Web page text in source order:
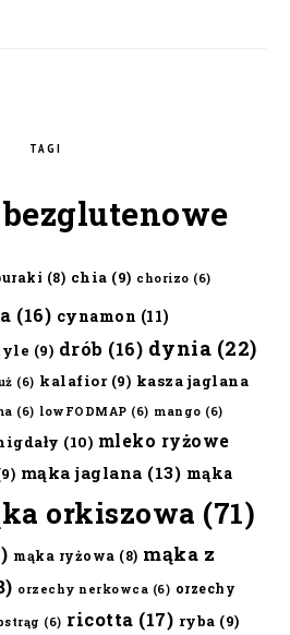
TAGI
bezglutenowe
(8) chia (9) chorizo (6)
(16) cynamon (11)
(9) drób (16) dynia (22)
(6) kalafior(9) kasza jaglana
(6) lowFODMAP (6) mango (6)
(10) mleko ryżowe
mąka jaglana (13) mąka
orkiszowa (71)
mąka ryżowa (8) mąka z
orzechy nerkowca (6) orzechy
(6) ricotta (17) ryba (9)